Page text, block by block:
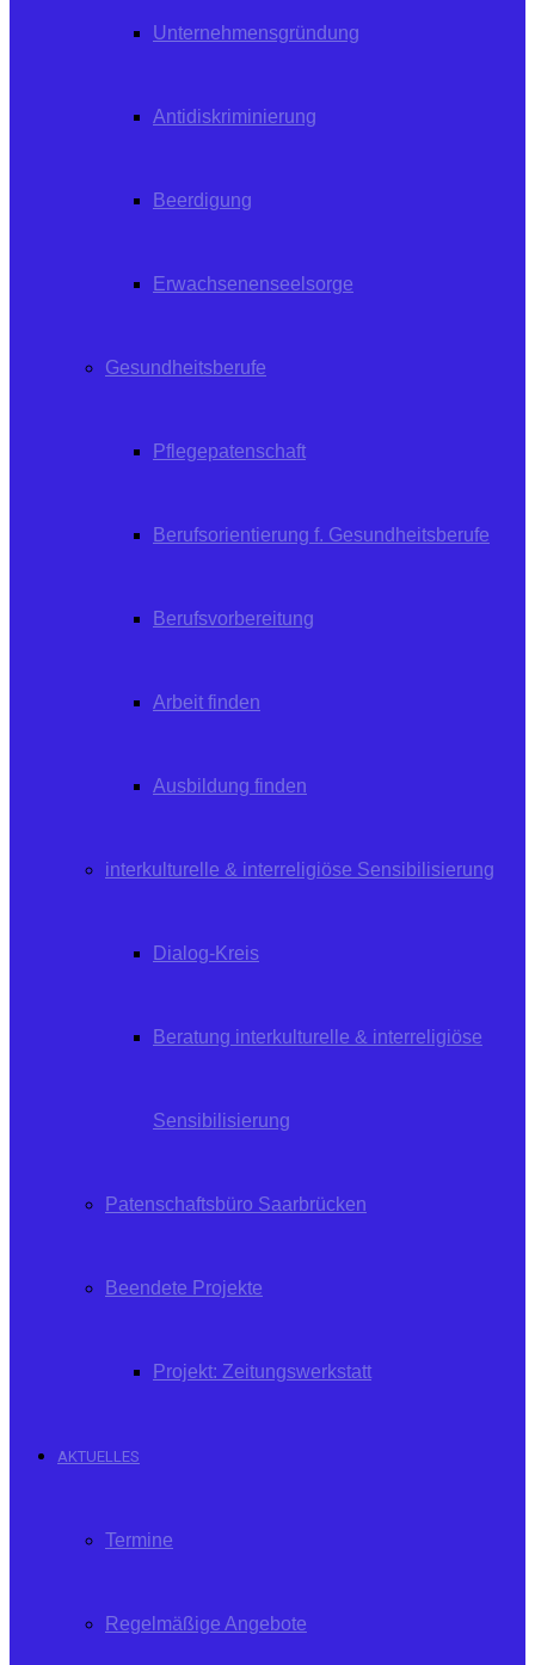
Unternehmensgründung
Antidiskriminierung
Beerdigung
Erwachsenenseelsorge
Gesundheitsberufe
Pflegepatenschaft
Berufsorientierung f. Gesundheitsberufe
Berufsvorbereitung
Arbeit finden
Ausbildung finden
interkulturelle & interreligiöse Sensibilisierung
Dialog-Kreis
Beratung interkulturelle & interreligiöse
Sensibilisierung
Patenschaftsbüro Saarbrücken
Beendete Projekte
Projekt: Zeitungswerkstatt
AKTUELLES
Termine
Regelmäßige Angebote